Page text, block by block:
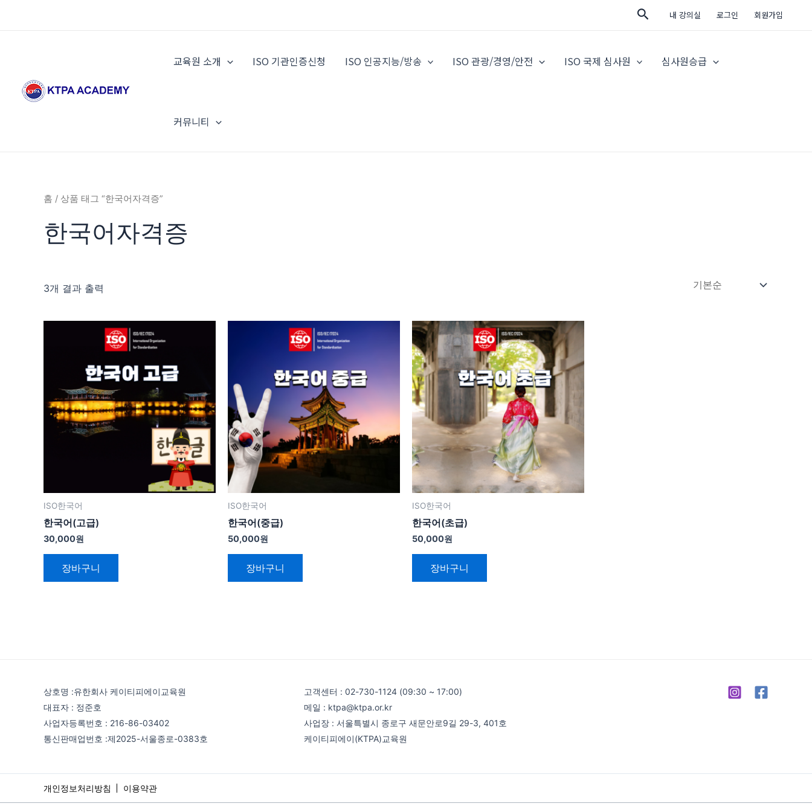
검
내 강의실 로그인 회원가입
교육원 소개 ISO 기관인증신청 ISO 인공지능/방송 ISO 관광/경영/안전 ISO 국제 심사원 심사원승급
커뮤니티
홈 / 상품 태그 “한국어자격증”
한국어자격증
3개 결과 출력
ISO한국어
한국어(고급)
30,000원
장바구니
ISO한국어
한국어(중급)
50,000원
장바구니
ISO한국어
한국어(초급)
50,000원
장바구니
상호명 :유한회사 케이티피에이교육원
대표자 : 정준호
사업자등록번호 : 216-86-03402
통신판매업번호 :제2025-서울종로-0383호
고객센터 : 02-730-1124 (09:30 ~ 17:00)
메일 : ktpa@ktpa.or.kr
사업장 : 서울특별시 종로구 새문안로9길 29-3, 401호
케이티피에이(KTPA)교육원
개인정보처리방침 이용약관